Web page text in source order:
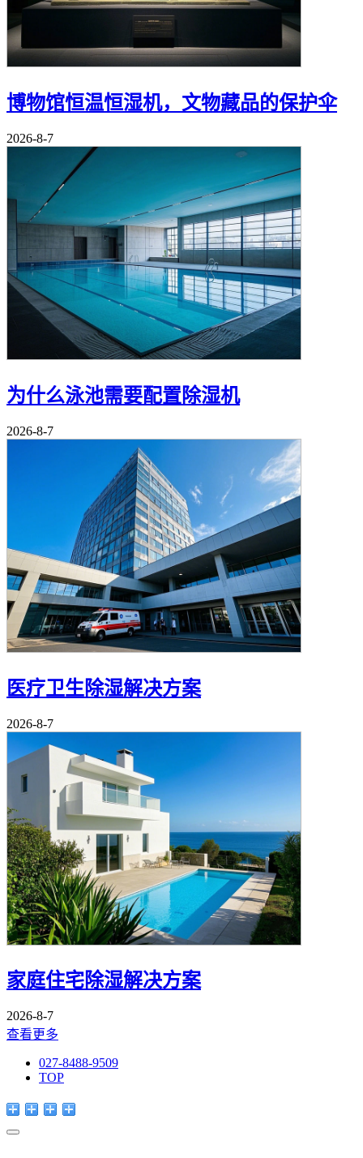
博物馆恒温恒湿机，文物藏品的保护伞
2026-8-7
为什么泳池需要配置除湿机
2026-8-7
医疗卫生除湿解决方案
2026-8-7
家庭住宅除湿解决方案
2026-8-7
查看更多
027-8488-9509
TOP